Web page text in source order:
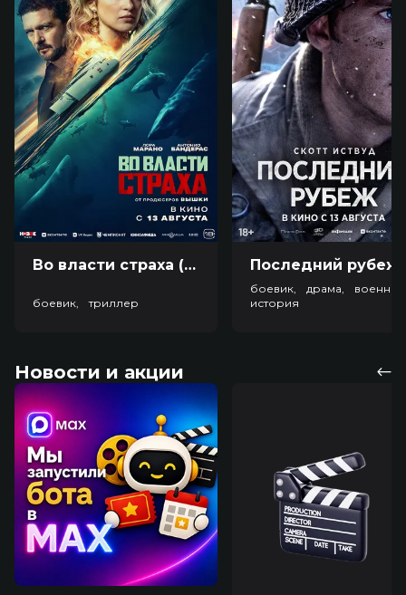
Во власти страха (18+)
боевик, триллер
боевик, драма,
история
Новости и акции